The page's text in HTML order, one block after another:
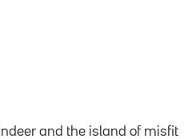
and the island of misfit